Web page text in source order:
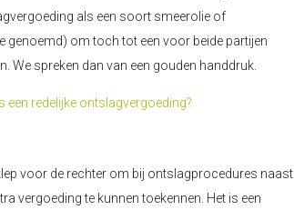
als een soort smeerolie of
om toch tot een voor beide partijen
We spreken dan van een gouden handdruk.
een redelijke ontslagvergoeding?
voor de rechter om bij ontslagprocedures naast
vergoeding te kunnen toekennen. Het is een